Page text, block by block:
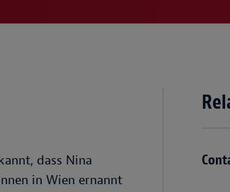
dass Nina
in Wien ernannt